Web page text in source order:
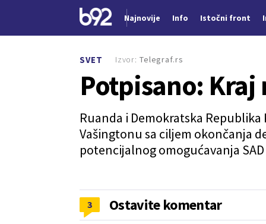
Najnovije Info Istočni front
SVET
Potpisano: Kraj
Ruanda i Demokratska
Vašingtonu sa ciljem okončanja
potenciјalnog omogućavanja
Izvor: Telegraf.rs
3 Ostavite komentar